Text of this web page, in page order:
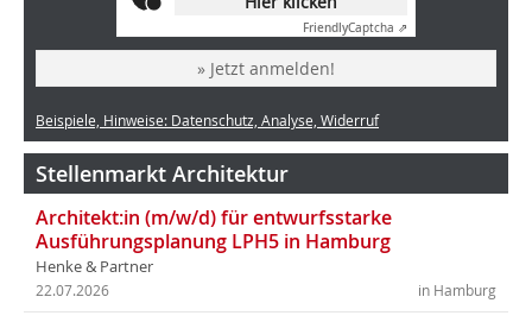
FriendlyCaptcha ⇗
» Jetzt anmelden!
Beispiele, Hinweise: Datenschutz, Analyse, Widerruf
Stellenmarkt Architektur
Architekt:in (m/w/d) für entwurfsstarke
Ausführungsplanung LPH5 in Hamburg
Henke & Partner
in Hamburg
22.07.2026